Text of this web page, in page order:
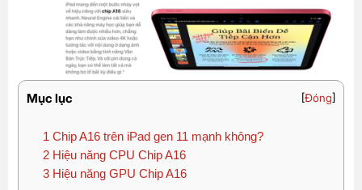
Mục lục [Đóng]
1 Chip A16 trên iPad gen 11 mạnh không?
2 Hiệu năng CPU Chip A16
3 Hiệu năng GPU Chip A16